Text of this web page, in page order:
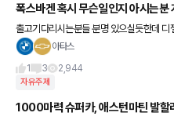
폭스바겐 혹시 무슨일인지 아시는분
출고기다리시는분들 분명 있으실듯한데
아타스
1
3 2,944
자유주제
1000마력 슈퍼카, 애스턴마틴 발할